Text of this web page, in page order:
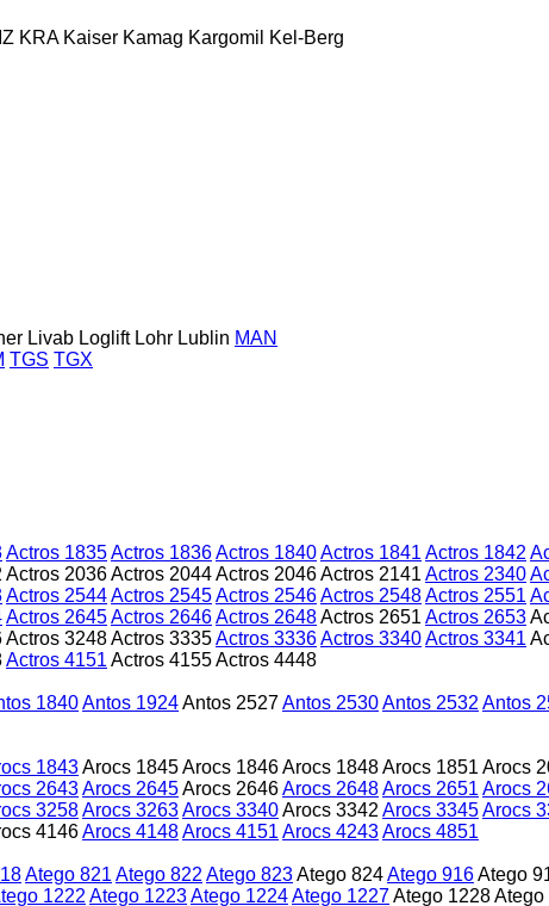
KRA Kaiser Kamag Kargomil
Kel-Berg
Livab Loglift Lohr Lublin MAN
TGS TGX
Actros 1835Actros 1836Actros 1840Actros 1841 Actros 1842
Actros 2036Actros 2044Actros 2046Actros 2141 Actros 2340
Actros 2544Actros 2545Actros 2546Actros 2548Actros 2551
Actros 2645Actros 2646Actros 2648Actros 2651 Actros 2653
Actros 3248Actros 3335Actros 3336Actros 3340Actros 3341
Actros 4151 Actros 4155Actros 4448
1840Antos 1924Antos 2527Antos 2530Antos 2532 Antos
1843Arocs 1845Arocs 1846Arocs 1848Arocs 1851 Arocs
2643Arocs 2645Arocs 2646Arocs 2648Arocs 2651 Arocs
3258Arocs 3263Arocs 3340Arocs 3342 Arocs 3345Arocs
4146Arocs 4148Arocs 4151 Arocs 4243Arocs 4851
Atego 821 Atego 822 Atego 823Atego 824Atego 916Atego
1222 Atego 1223Atego 1224Atego 1227Atego 1228Atego